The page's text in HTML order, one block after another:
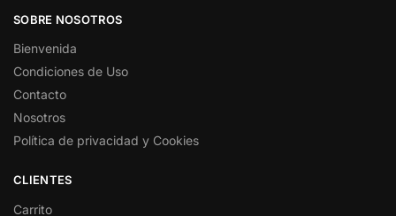
SOBRE NOSOTROS
Bienvenida
Condiciones de Uso
Contacto
Nosotros
Política de privacidad y Cookies
CLIENTES
Carrito